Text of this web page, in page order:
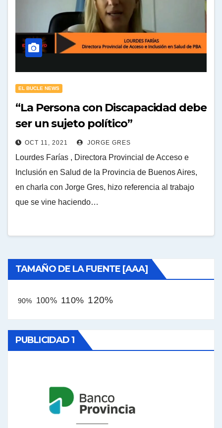
EL BUCLE NEWS
“La Persona con Discapacidad debe
ser un sujeto político”
OCT 11, 2021 JORGE GRES
Lourdes Farías , Directora Provincial de Acceso e
Inclusión en Salud de la Provincia de Buenos Aires,
en charla con Jorge Gres, hizo referencia al trabajo
que se vine haciendo…
TAMAÑO DE LA FUENTE [AAA]
90% 100% 110% 120%
PUBLICIDAD 1